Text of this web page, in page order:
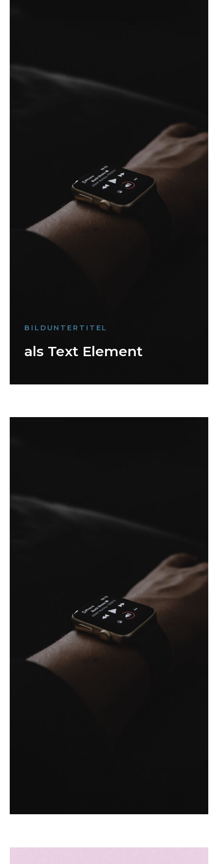
BILDUNTERTITEL
als Text Element